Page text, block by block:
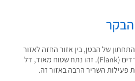
הבטן, בין אזור החזה לאזור
האחורי – ממש באזור הצדדים (Flank). זהו נתח שטוח מאוד, דל
השריר הרבה באזור זה.